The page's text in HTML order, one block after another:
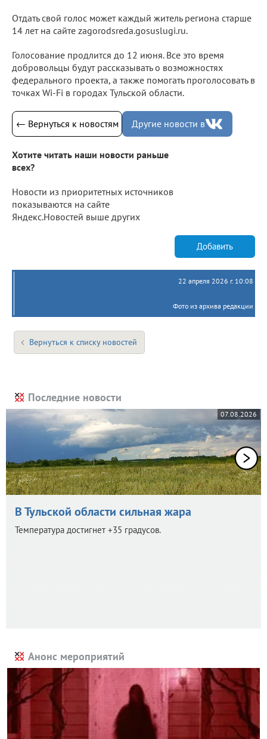
Отдать свой голос может каждый житель региона старше
14 лет на сайте zagorodsreda.gosuslugi.ru.
Голосование продлится до 12 июня. Все это время
добровольцы будут рассказывать о возможностях
федерального проекта, а также помогать проголосовать в
точках Wi-Fi в городах Тульской области.
← Вернуться к новостям Другие новости в
Хотите читать наши новости раньше
всех?
Новости из приоритетных источников
показываются на сайте
Яндекс.Новостей выше других
Добавить
22 апреля 2026 г. 10:08
Фото из архива редакции
Вернуться к списку новостей
Последние новости
07.08.2026
В Тульской области сильная жара
Температура достигнет +35 градусов.
Анонс мероприятий